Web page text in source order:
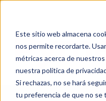
Este sitio web almacena
nos permite recordarte.
métricas acerca de
nuestra política de
Si rechazas, no se hará
tu preferencia de que no se